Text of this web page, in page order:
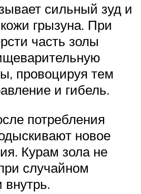
сильный зуд и
грызуна. При
часть золы
провоцируя тем
и гибель.
потребления
новое
Курам зола не
случайном
внутрь.